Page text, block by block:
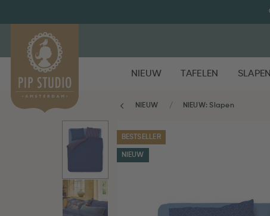
NIEUW TAFELEN SLAPEN
NIEUW NIEUW: Slapen
BESTSELLER
NIEUW